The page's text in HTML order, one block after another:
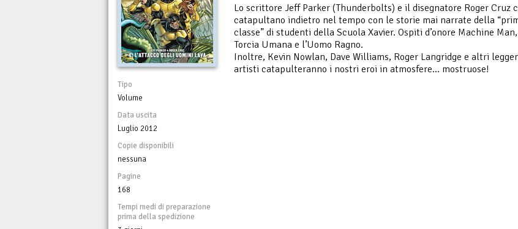
Tipo
Volume
Data uscita
Luglio 2012
Copie disponibili
nessuna
Pagine
168
Tempi medi di preparazione
prima della spedizione
Lo scrittore Jeff Parker (Thunderbolts) e il disegnatore Roger Cruz
catapultano indietro nel tempo con le storie mai narrate della
classe” di studenti della Scuola Xavier. Ospiti d’onore Machine
Torcia Umana e l’Uomo Ragno.
Inoltre, Kevin Nowlan, Dave Williams, Roger Langridge e altri
artisti catapulteranno i nostri eroi in atmosfere… mostruose!